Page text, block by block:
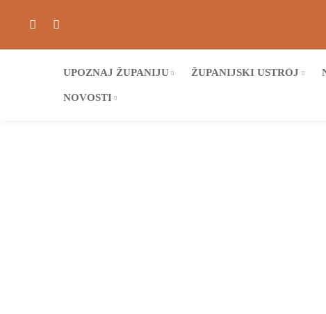
UPOZNAJ ŽUPANIJU ŽUPANIJSKI USTROJ
NOVOSTI